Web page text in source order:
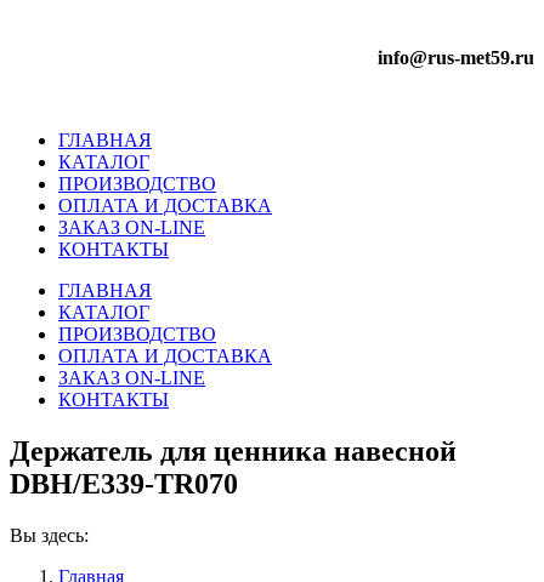
info@rus-met59.ru
ГЛАВНАЯ
КАТАЛОГ
ПРОИЗВОДСТВО
ОПЛАТА И ДОСТАВКА
ЗАКАЗ ON-LINE
КОНТАКТЫ
ГЛАВНАЯ
КАТАЛОГ
ПРОИЗВОДСТВО
ОПЛАТА И ДОСТАВКА
ЗАКАЗ ON-LINE
КОНТАКТЫ
Держатель для ценника навесной
DBH/E339-TR070
Вы здесь:
Главная